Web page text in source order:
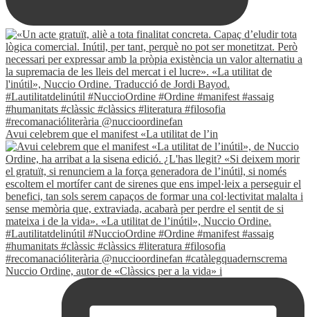
Avui celebrem que el manifest «La utilitat de l’in
Nuccio Ordine, autor de «Clàssics per a la vida» i